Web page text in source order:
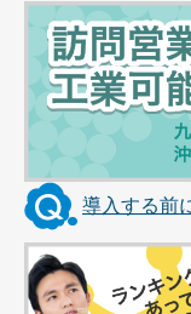
導入する前